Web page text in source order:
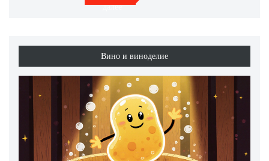
далее
Вино и виноделие